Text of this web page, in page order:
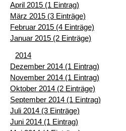
April 2015 (1 Eintrag)
März 2015 (3 Einträge)
Februar 2015 (4 Einträge)
Januar 2015 (2 Einträge)
2014
Dezember 2014 (1 Eintrag)
November 2014 (1 Eintrag)
Oktober 2014 (2 Einträge)
September 2014 (1 Eintrag)
Juli 2014 (3 Einträge)
Juni 2014 (1 Eintrag)